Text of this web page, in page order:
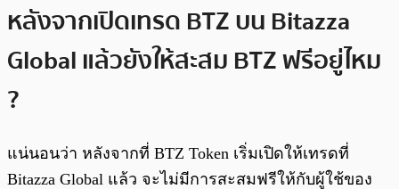
หลังจากเปิดเทรด BTZ บน Bitazza
Global แล้วยังให้สะสม BTZ ฟรีอยู่ไหม
?
แน่นอนว่า หลังจากที่ BTZ Token เริ่มเปิดให้เทรดที่
Bitazza Global แล้ว จะไม่มีการสะสมฟรีให้กับผู้ใช้ของ